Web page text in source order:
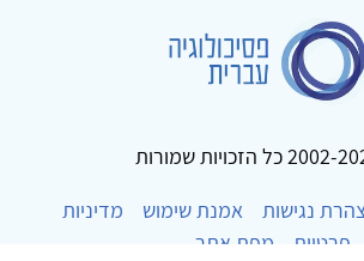
נגישות אמנת שימוש
מדיניות
פרטיות
מפת אתר